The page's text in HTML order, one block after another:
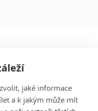
jaké informace
a k jakým může mít